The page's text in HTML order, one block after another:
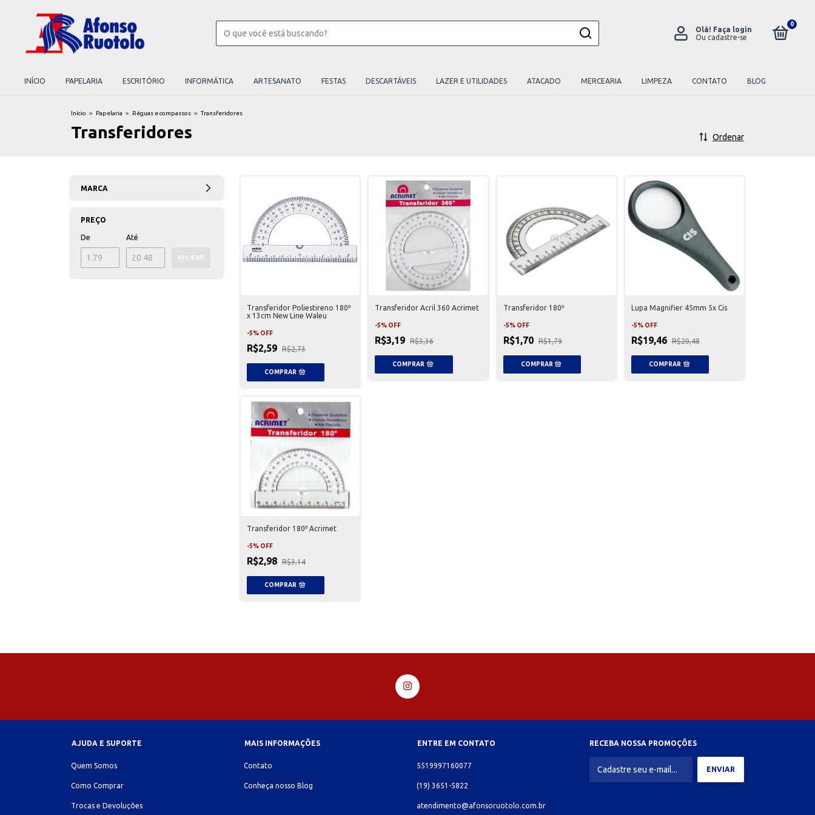
Olá! Faça login
Ou cadastre-se
0
INÍCIO PAPELARIA ESCRITÓRIO INFORMÁTICA ARTESANATO FESTAS DESCARTÁVEIS LAZER E UTILIDADES ATACADO MERCEARIA LIMPEZA CONTATO BLOG
Início > Papelaria > Réguas e compassos > Transferidores
Transferidores Ordenar
MARCA
PREÇO
De Até
APLICAR
Transferidor Poliestireno 180º
x 13cm New Line Waleu
-5% OFF
R$2,59 R$2,73
Transferidor Acril 360 Acrimet
-5% OFF
R$3,19 R$3,36
Transferidor 180º
-5% OFF
R$1,70 R$1,79
Lupa Magnifier 45mm 5x Cis
-5% OFF
R$19,46 R$20,48
Transferidor 180º Acrimet
-5% OFF
R$2,98 R$3,14
AJUDA E SUPORTE
Quem Somos
Como Comprar
Trocas e Devoluções
MAIS INFORMAÇÕES
Contato
Conheça nosso Blog
ENTRE EM CONTATO
5519997160077
(19) 3651-5822
atendimento@afonsoruotolo.com.br
RECEBA NOSSA PROMOÇÕES